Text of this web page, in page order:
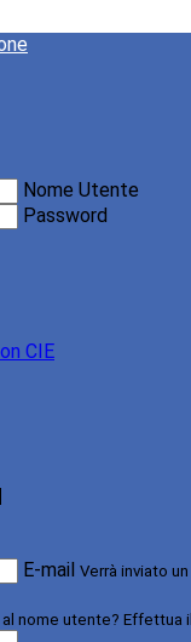
Nome Utente
Password
CIE
E-mail Verrà inviato
nome utente?